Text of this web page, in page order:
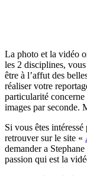
La photo et la vidéo
les 2 disciplines,
être à l’affut des
réaliser votre
particularité concerne
images par seconde.
Si vous êtes
retrouver sur le site «
demander a
passion qui est la